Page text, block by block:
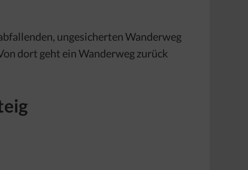
ungesicherten Wanderweg
dort geht ein Wanderweg zurück